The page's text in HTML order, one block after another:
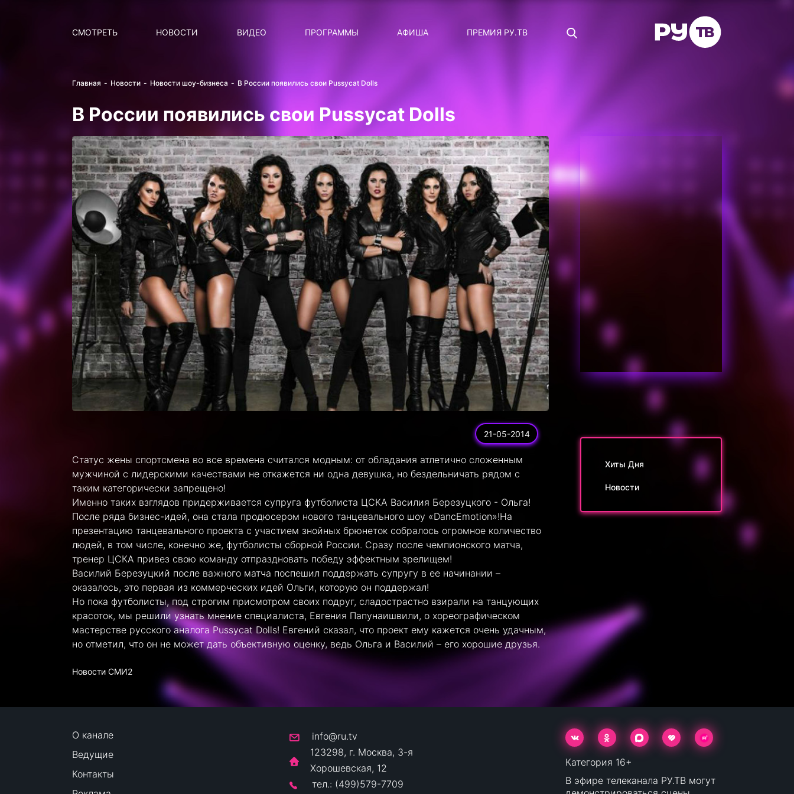
СМОТРЕТЬ НОВОСТИ
ВИДЕО
ПРОГРАММЫ
СТАТУС: В СЕТИ
СИЯЙ ПО-ЗВЁЗДНОМУ
ЛИЧНЫЙ ВОПРОС
ДОТЯНИСЬ ДО ЗВЁЗД
АФИША ПРЕМИЯ РУ.ТВ
Главная Новости Новости шоу-бизнеса В России появились свои Pussycat Dolls
В России появились свои Pussycat Dolls
21-05-2014
Статус жены спортсмена во все времена считался модным: от обладания атлетично сложенным
мужчиной с лидерскими качествами не откажется ни одна девушка, но бездельничать рядом с
таким категорически запрещено!
Именно таких взглядов придерживается супруга футболиста ЦСКА Василия Березуцкого - Ольга!
После ряда бизнес-идей, она стала продюсером нового танцевального шоу «DancEmotion»!На
презентацию танцевального проекта с участием знойных брюнеток собралось огромное количество
людей, в том числе, конечно же, футболисты сборной России. Сразу после чемпионского матча,
тренер ЦСКА привез свою команду отпраздновать победу эффектным зрелищем!
Василий Березуцкий после важного матча поспешил поддержать супругу в ее начинании –
оказалось, это первая из коммерческих идей Ольги, которую он поддержал!
Но пока футболисты, под строгим присмотром своих подруг, сладострастно взирали на танцующих
красоток, мы решили узнать мнение специалиста, Евгения Папунаишвили, о хореографическом
мастерстве русского аналога Pussycat Dolls! Евгений сказал, что проект ему кажется очень удачным,
но отметил, что он не может дать объективную оценку, ведь Ольга и Василий – его хорошие друзья.
Новости СМИ2
Хиты Дня
Новости
О канале
Ведущие
Контакты
info@ru.tv
123298, г. Москва, 3-я
Хорошевская, 12
тел.: (499)579-7709
Категория 16+
В эфире телеканала РУ.ТВ могут